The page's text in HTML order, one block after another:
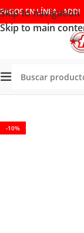
Skip to navigation
Skip to main
PAGOS EN LÍNEA - ADDI
HERRAMIENTAS
-10%